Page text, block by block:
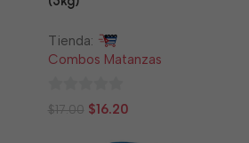
Tienda:
Combos Matanzas
0
$17.00 $16.20